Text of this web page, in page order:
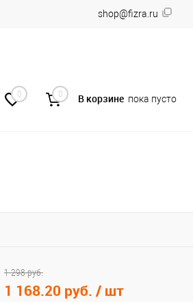
shop@fizra.ru
0 0 В корзине пока пусто
1 298 руб.
1 168.20 руб. / шт